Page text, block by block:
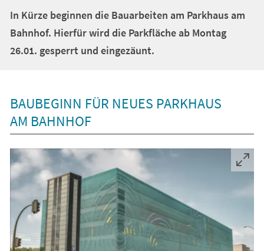
In Kürze beginnen die Bauarbeiten am Parkhaus am
Bahnhof. Hierfür wird die Parkfläche ab Montag
26.01. gesperrt und eingezäunt.
BAUBEGINN FÜR NEUES PARKHAUS
AM BAHNHOF